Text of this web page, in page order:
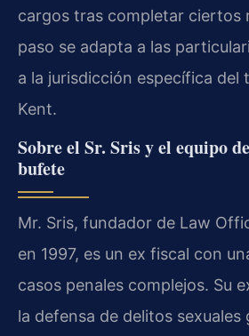
cargos tras completar ciertos
paso se adapta a las
a la jurisdicción específica del
Kent.
Sobre el Sr. Sris y el equipo
bufete
Mr. Sris, fundador de Law
en 1997, es un ex fiscal con
casos penales complejos. Su
la defensa de delitos sexuales